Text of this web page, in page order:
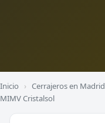
Inicio › Cerrajeros en Madrid
MIMV Cristalsol